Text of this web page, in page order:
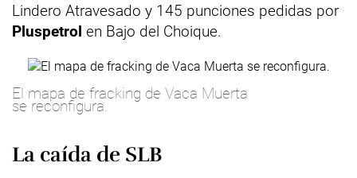
Lindero Atravesado y 145 punciones pedidas por
Pluspetrol en Bajo del Choique.
El mapa de fracking de Vaca Muerta
se reconfigura.
La caída de SLB